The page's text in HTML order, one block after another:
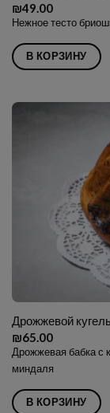
₪49.00
Нежное тесто
В КОРЗИНУ
Дрожжевой
₪65.00
Дрожжевая бабка с
миндаля
В КОРЗИНУ